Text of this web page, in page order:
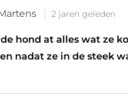
2 jaren geleden
hond at alles wat ze
nadat ze in de steek